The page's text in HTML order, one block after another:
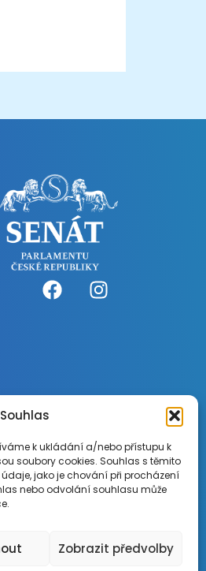
k ukládání a/nebo přístupu k
soubory cookies. Souhlas s těmito
jako je chování při procházení
nebo odvolání souhlasu může
Zobrazit předvolby
agentura s.r.o.